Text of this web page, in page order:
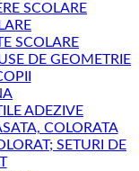
SCOLARE
SCOLARE
DE GEOMETRIE
ADEZIVE
COLORATA
SETURI DE